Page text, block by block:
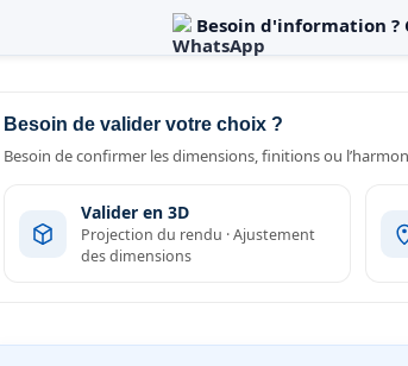
Besoin d'information ?
Besoin de valider votre choix ?
Besoin de confirmer les dimensions, finitions ou
Valider en 3D
Projection du rendu · Ajustement
des dimensions